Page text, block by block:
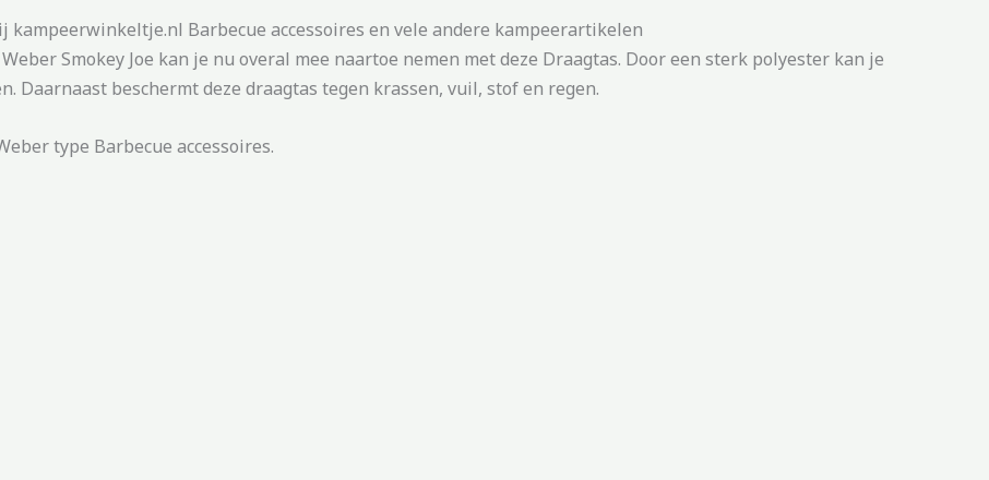
kampeerwinkeltje.nl Barbecue accessoires en vele andere kampeerartikelen
Smokey Joe kan je nu overal mee naartoe nemen met deze Draagtas. Door een sterk polyester kan je
Daarnaast beschermt deze draagtas tegen krassen, vuil, stof en regen.
type Barbecue accessoires.